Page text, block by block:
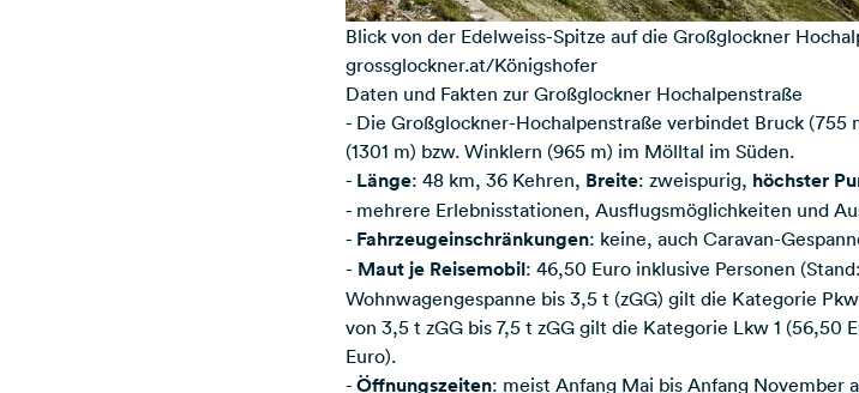
Blick von der Edelweiss-Spitze auf die Großglockner
grossglockner.at/Königshofer
Daten und Fakten zur Großglockner Hochalpenstraße
- Die Großglockner-Hochalpenstraße verbindet Bruck
(1301 m) bzw. Winklern (965 m) im Mölltal im Süden.
- Länge: 48 km, 36 Kehren, Breite: zweispurig, höchster
- mehrere Erlebnisstationen, Ausflugsmöglichkeiten und
- Fahrzeugeinschränkungen: keine, auch Caravan-
- Maut je Reisemobil: 46,50 Euro inklusive Personen
Wohnwagengespanne bis 3,5 t (zGG) gilt die Kategorie
von 3,5 t zGG bis 7,5 t zGG gilt die Kategorie Lkw 1 (56,50
Euro).
- Öffnungszeiten: meist Anfang Mai bis Anfang November